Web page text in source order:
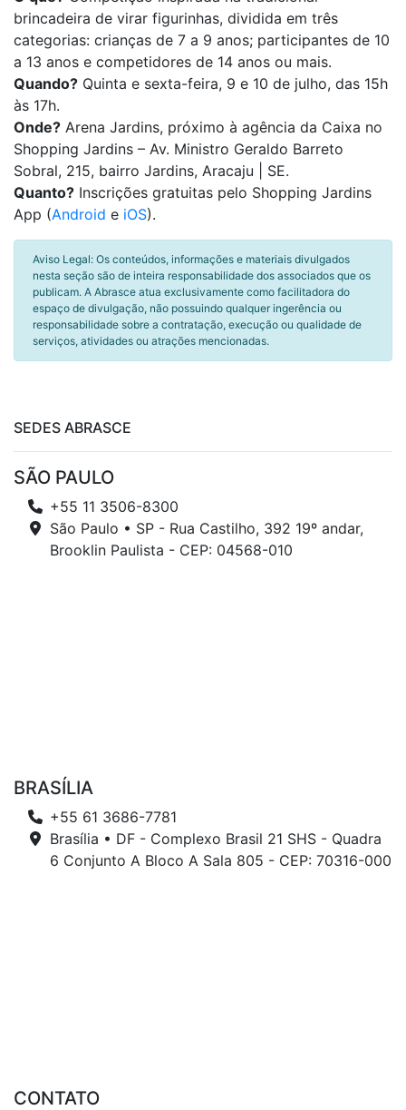
brincadeira de virar figurinhas, dividida em três
categorias: crianças de 7 a 9 anos; participantes de 10
a 13 anos e competidores de 14 anos ou mais.
Quando? Quinta e sexta-feira, 9 e 10 de julho, das 15h
às 17h.
Onde? Arena Jardins, próximo à agência da Caixa no
Shopping Jardins – Av. Ministro Geraldo Barreto
Sobral, 215, bairro Jardins, Aracaju | SE.
Quanto? Inscrições gratuitas pelo Shopping Jardins
App (Android e iOS).
Aviso Legal: Os conteúdos, informações e materiais divulgados
nesta seção são de inteira responsabilidade dos associados que os
publicam. A Abrasce atua exclusivamente como facilitadora do
espaço de divulgação, não possuindo qualquer ingerência ou
responsabilidade sobre a contratação, execução ou qualidade de
serviços, atividades ou atrações mencionadas.
SEDES ABRASCE
SÃO PAULO
+55 11 3506-8300
São Paulo • SP - Rua Castilho, 392 19º andar,
Brooklin Paulista - CEP: 04568-010
BRASÍLIA
+55 61 3686-7781
Brasília • DF - Complexo Brasil 21 SHS - Quadra
6 Conjunto A Bloco A Sala 805 - CEP: 70316-000
CONTATO